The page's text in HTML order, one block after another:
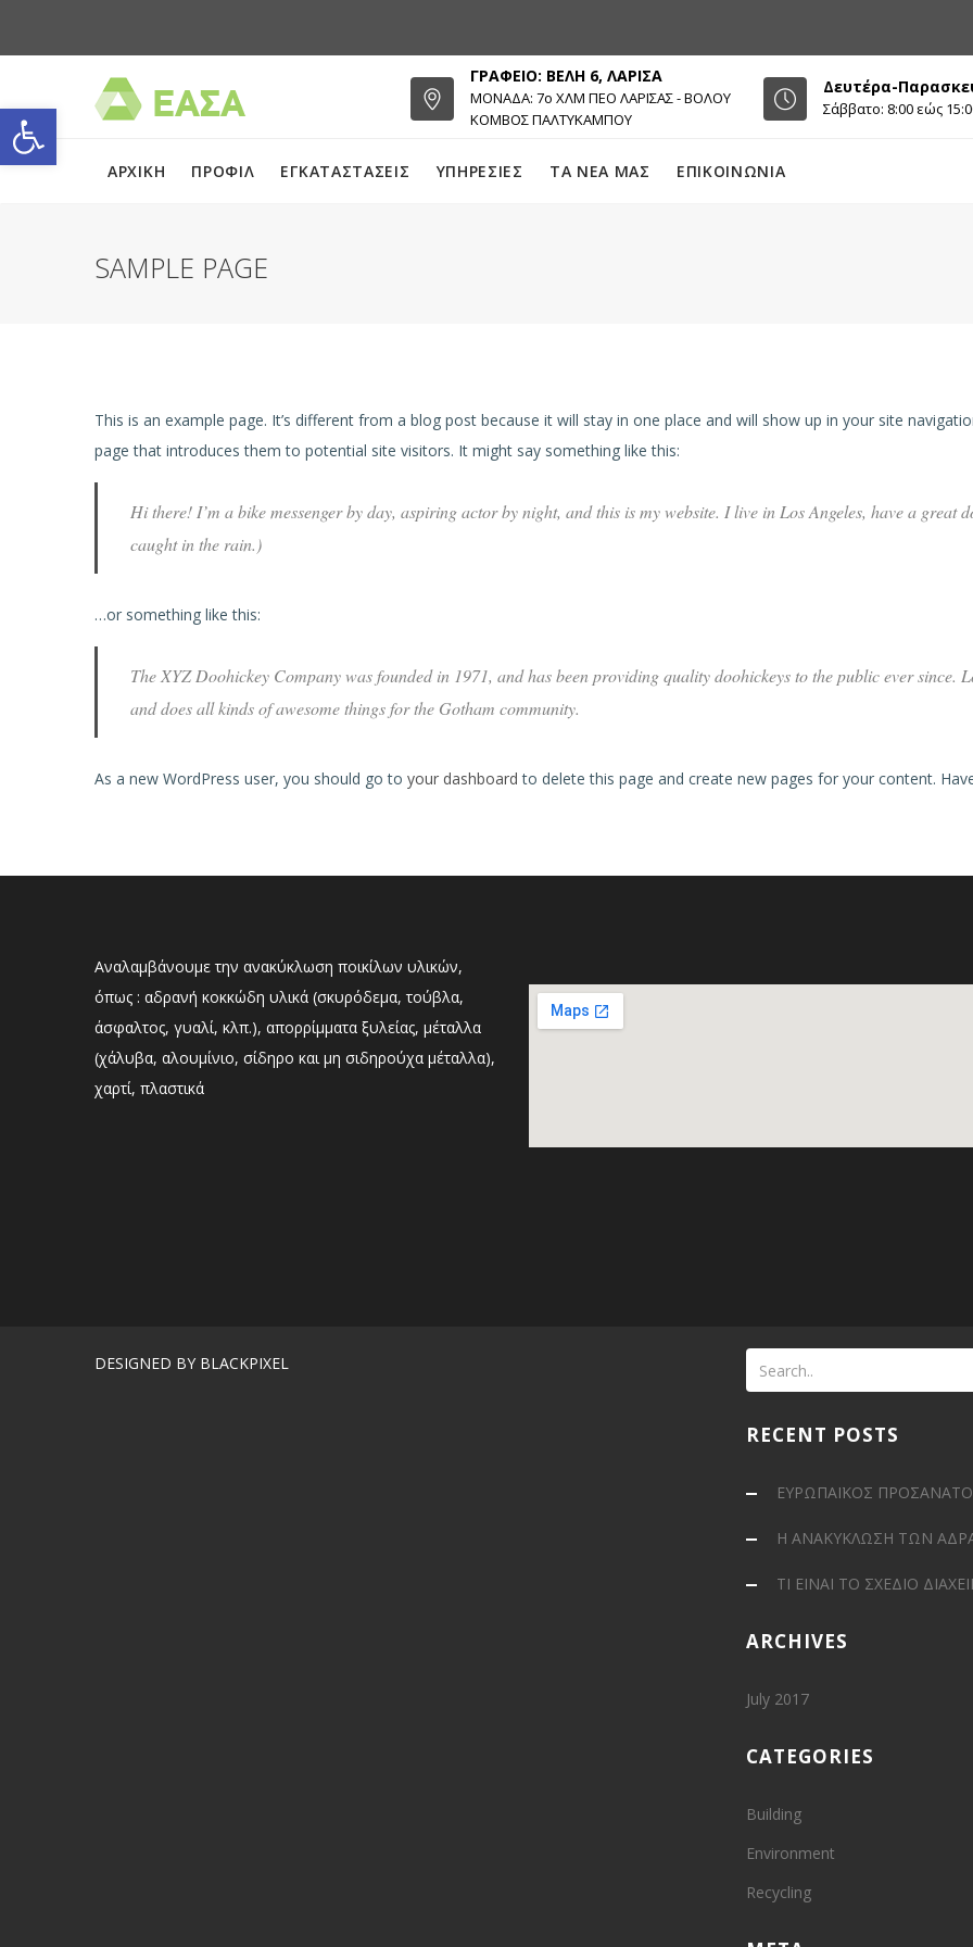
Open toolbar
ΓΡΑΦΕΙΟ: ΒΕΛΗ 6, ΛΑΡΙΣΑ
ΜΟΝΑΔΑ: 7ο ΧΛΜ ΠΕΟ ΛΑΡΙΣΑΣ - ΒΟΛΟΥ
ΚΟΜΒΟΣ ΠΑΛΤΥΚΑΜΠΟΥ
Δευτέρα-
Σάββατο: 8:00 εώς
ΑΡΧΙΚΗ ΠΡΟΦΙΛ ΕΓΚΑΤΑΣΤΑΣΕΙΣ ΥΠΗΡΕΣΙΕΣ ΤΑ ΝΕΑ ΜΑΣ ΕΠΙΚΟΙΝΩΝΙΑ
SAMPLE PAGE
This is an example page. It’s different from a blog post because it will stay in one place and will show up in your site
page that introduces them to potential site visitors. It might say something like this:
Hi there! I’m a bike messenger by day, aspiring actor by night, and this is my website. I live in Los Angeles, have a great
caught in the rain.)
…or something like this:
The XYZ Doohickey Company was founded in 1971, and has been providing quality doohickeys to the public ever since.
and does all kinds of awesome things for the Gotham community.
As a new WordPress user, you should go to your dashboard to delete this page and create new pages for your content.
Αναλαμβάνουμε την ανακύκλωση ποικίλων υλικών,
όπως : αδρανή κοκκώδη υλικά (σκυρόδεμα, τούβλα,
άσφαλτος, γυαλί, κλπ.), απορρίμματα ξυλείας, μέταλλα
(χάλυβα, αλουμίνιο, σίδηρο και μη σιδηρούχα μέταλλα),
χαρτί, πλαστικά
DESIGNED BY BLACKPIXEL
RECENT POSTS
ΕΥΡΩΠΑΪΚΟΣ
Η ΑΝΑΚΥΚΛΩΣΗ ΤΩΝ
ΤΙ ΕΙΝΑΙ ΤΟ ΣΧΕΔΙΟ
ARCHIVES
July 2017
CATEGORIES
Building
Environment
Recycling